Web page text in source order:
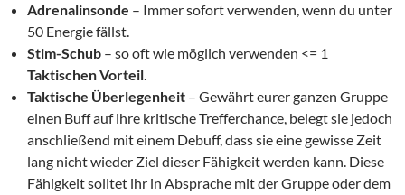
Adrenalinsonde – Immer sofort verwenden, wenn du unter
50 Energie fällst.
Stim-Schub – so oft wie möglich verwenden <= 1
Taktischen Vorteil.
Taktische Überlegenheit – Gewährt eurer ganzen Gruppe
einen Buff auf ihre kritische Trefferchance, belegt sie jedoch
anschließend mit einem Debuff, dass sie eine gewisse Zeit
lang nicht wieder Ziel dieser Fähigkeit werden kann. Diese
Fähigkeit solltet ihr in Absprache mit der Gruppe oder dem